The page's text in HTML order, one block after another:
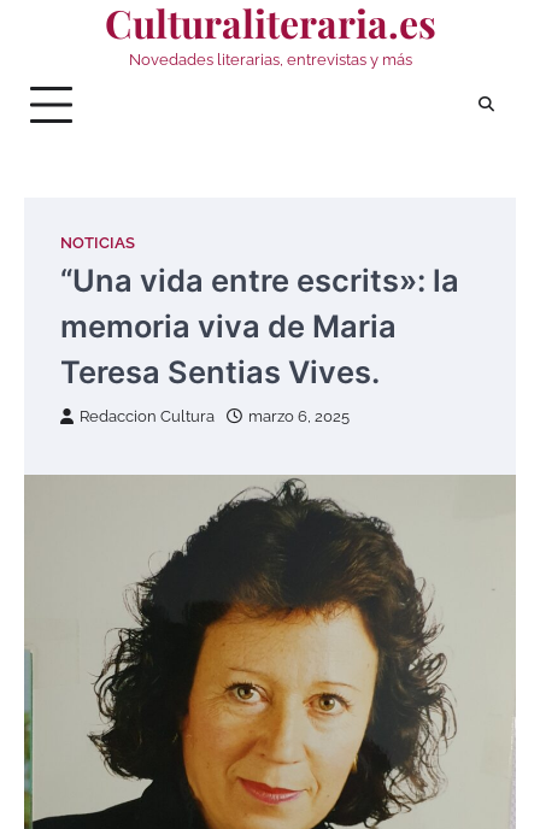
Culturaliteraria.es
Novedades literarias, entrevistas y más
NOTICIAS
“Una vida entre escrits»: la
memoria viva de Maria
Teresa Sentias Vives.
Redaccion Cultura marzo 6, 2025